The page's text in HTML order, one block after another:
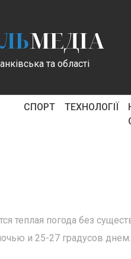
МЕДІА
та області
СПОРТ ТЕХНОЛОГІЇ
теплая погода без
и 25-27 градусов днем.